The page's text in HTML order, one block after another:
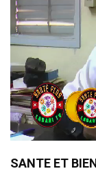
SANTE ET